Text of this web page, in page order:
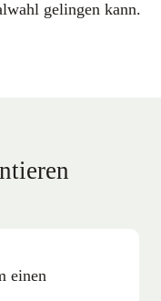
gelingen kann.
einen